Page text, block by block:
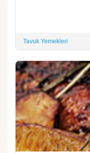
Tavuk Yemekleri